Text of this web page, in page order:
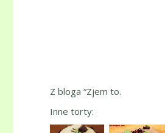
Z bloga “Zjem to.
Inne torty: